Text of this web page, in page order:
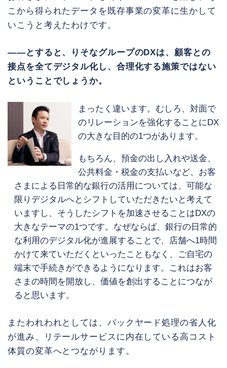
こから得られたデータを既存事業の変革に生かして
いこうと考えたわけです。
――とすると、りそなグループのDXは、顧客との
接点を全てデジタル化し、合理化する施策ではない
ということでしょうか。
まったく違います。むしろ、対面で
のリレーションを強化することにDX
の大きな目的の1つがあります。
もちろん、預金の出し入れや送金、
公共料金・税金の支払いなど、お客
さまによる日常的な銀行の活用については、可能な
限りデジタルへとシフトしていただきたいと考えて
いますし、そうしたシフトを加速させることはDXの
大きなテーマの1つです。なぜならば、銀行の日常的
な利用のデジタル化が進展することで、店舗へ1時間
かけて来ていただくといったこともなく、ご自宅の
端末で手続きができるようになります。これはお客
さまの時間を開放し、価値を創出することにつなが
ると思います。
またわれわれとしては、バックヤード処理の省人化
が進み、リテールサービスに内在している高コスト
体質の変革へとつながります。